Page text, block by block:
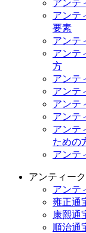
アンテ
アンテ
要素
アンテ
アンテ
方
アンテ
アンテ
アンテ
アンテ
アンテ
ための
アンテ
アンティー
アンテ
雍正通
康熙通
順治通